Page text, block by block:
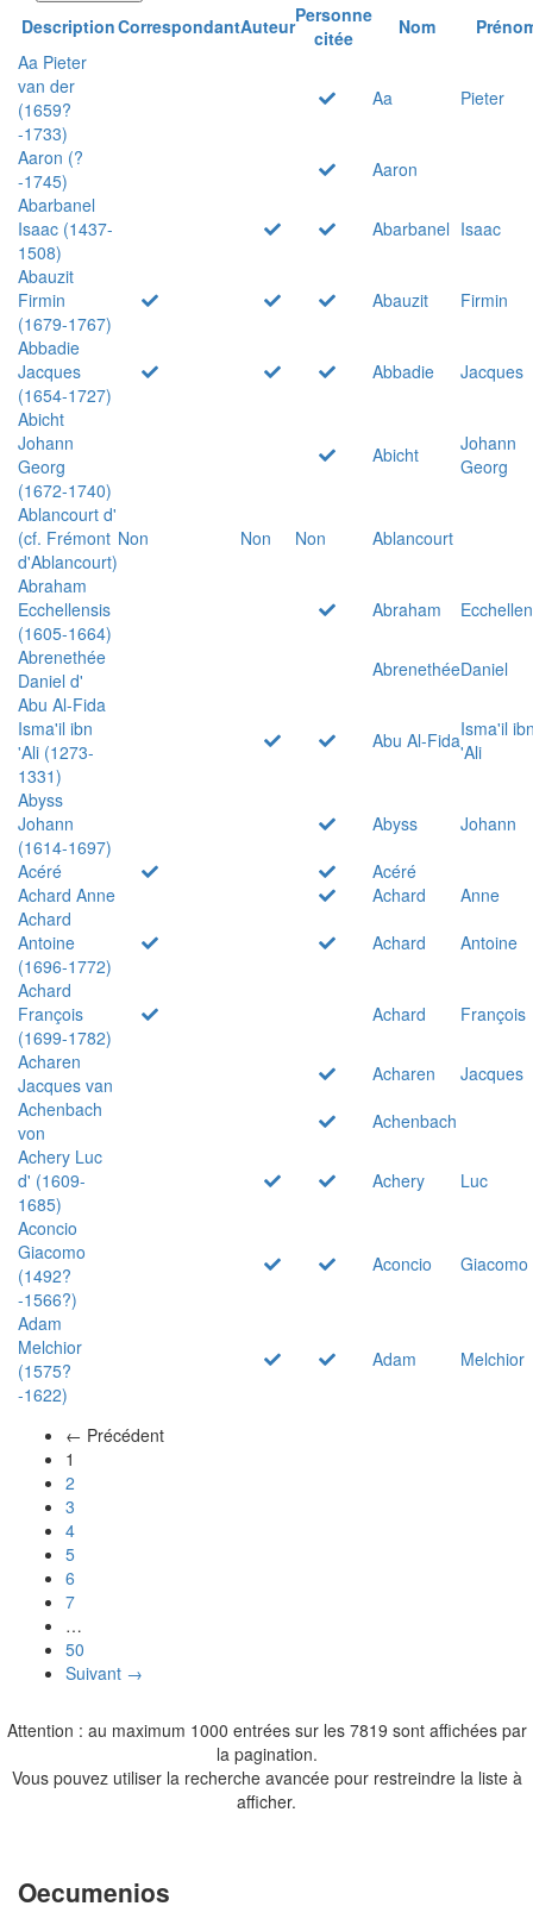
DescriptionCorrespondantAuteurPersonne
citée
Nom
Aa Pieter
van der
(1659?
-1733)
Aa Pieter
Aaron (?
-1745)
Aaron
Abarbanel
Isaac (1437-
1508)
Abarbanel Isaac
Abauzit
Firmin
(1679-1767)
Abauzit
Firmin
Abbadie
Jacques
(1654-1727)
Abbadie
Jacques
Abicht
Johann
Georg
(1672-1740)
Abicht
Johann
Georg
Ablancourt d'
(cf. Frémont
d'Ablancourt)
Non Non Non
Ablancourt
Abraham
Ecchellensis
(1605-1664)
Abraham
Abrenethée
Daniel d'
AbrenethéeDaniel
Abu Al-Fida
Isma'il ibn
'Ali (1273-
1331)
Abu Al-FidaIsma'il
'Ali
Abyss
Johann
(1614-1697)
Abyss
Johann
Acéré
Acéré
Achard Anne
Achard
Anne
Achard
Antoine
(1696-1772)
Achard
Antoine
Achard
François
(1699-1782)
Achard
François
Acharen
Jacques van
Acharen
Jacques
Achenbach
von
Achenbach
Achery Luc
d' (1609-
1685)
Achery
Luc
Aconcio
Giacomo
(1492?
-1566?)
Aconcio Giacomo
Adam
Melchior
(1575?
-1622)
Adam Melchior
← Précédent
1
2
3
4
5
6
7
…
50
Suivant →
Attention : au maximum 1000 entrées sur les 7819 sont affichées par
la pagination.
Vous pouvez utiliser la recherche avancée pour restreindre la liste à
afficher.
Oecumenios